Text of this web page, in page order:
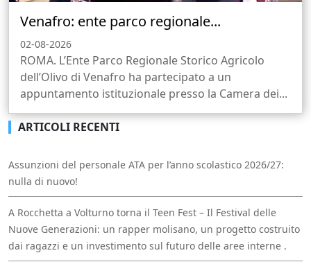
Venafro: ente parco regionale...
02-08-2026
ROMA. L’Ente Parco Regionale Storico Agricolo
dell’Olivo di Venafro ha partecipato a un
appuntamento istituzionale presso la Camera dei...
ARTICOLI RECENTI
Assunzioni del personale ATA per l’anno scolastico 2026/27:
nulla di nuovo!
A Rocchetta a Volturno torna il Teen Fest – Il Festival delle
Nuove Generazioni: un rapper molisano, un progetto costruito
dai ragazzi e un investimento sul futuro delle aree interne .